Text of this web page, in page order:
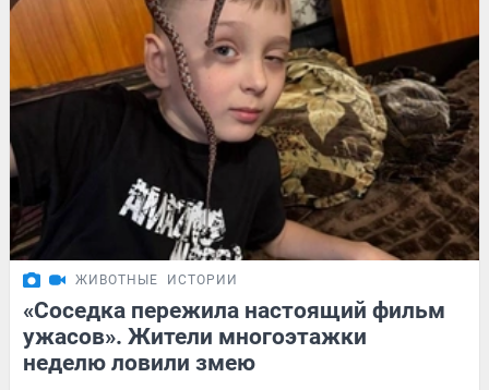
ЖИВОТНЫЕ ИСТОРИИ
«Соседка пережила настоящий фильм
ужасов». Жители многоэтажки
неделю ловили змею